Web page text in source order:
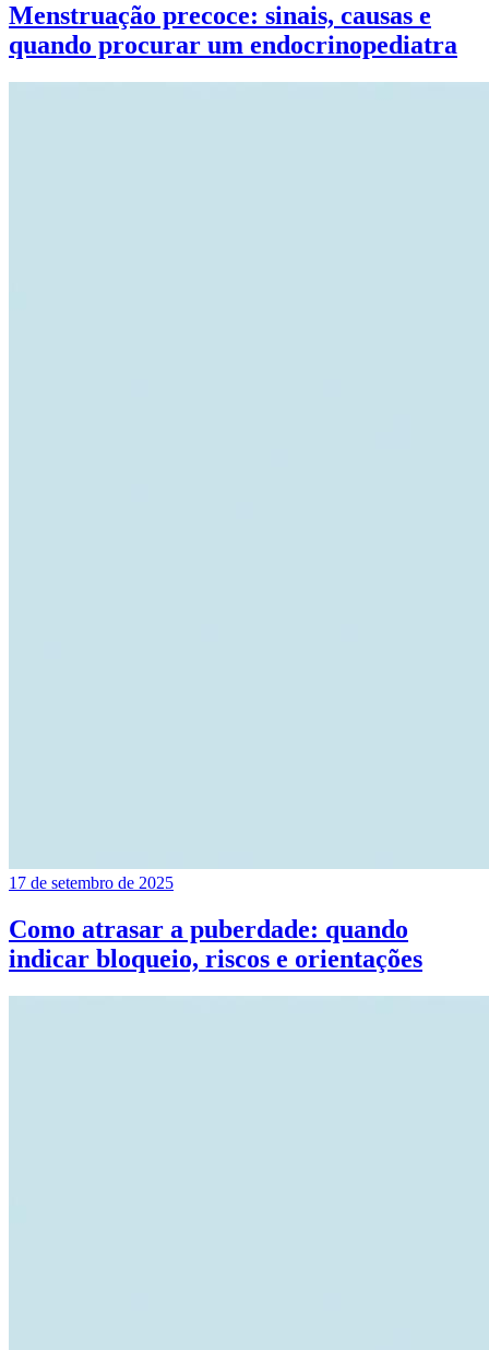
Menstruação precoce: sinais, causas e
quando procurar um endocrinopediatra
17 de setembro de 2025
Como atrasar a puberdade: quando
indicar bloqueio, riscos e orientações